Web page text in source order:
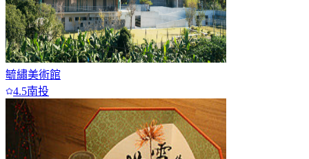
毓繡美術館
4.5南投